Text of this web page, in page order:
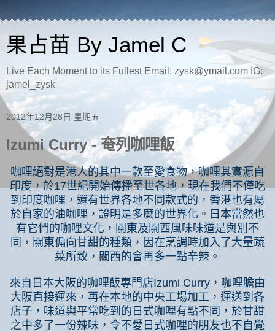
果占苗 By Jamel C
Live Each Moment to its Fullest Email: zysk@ymail.com IG:
jamel_zysk
2012年12月28日 星期五
Izumi Curry - 奄列咖哩飯
咖哩絕對是港人的其中一款至愛食物，咖哩其實源自
印度，於17世紀開始傳播至世各地，現在我們不僅吃
到印度咖哩，還有世界各地不同款式的，香港也有屬
於自家的油咖哩，證明是多麼的世界化。日本當然也
有它們的咖哩文化，關東及關西風味味道是與別不
同，關東偏向甘甜的種類，因在烹調時加入了大量蔬
菜所致，關西的會再多一點辛辣。
來自日本大阪的咖哩飯專門店Izumi Curry ，咖哩膽由
大阪直接運來，再在本地的中央工場加工，運送到各
店子，味道與平常吃到的日式咖哩有點不同，於甘甜
之中多了一份辣味，令不愛日式咖哩的朋友也不自覺